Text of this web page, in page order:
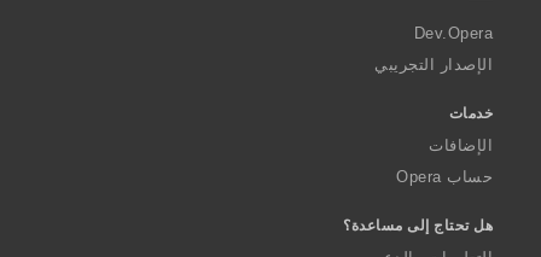
a
Dev.Opera
الإصدار التجريبي
خدمات
الإضافات
حساب Opera
هل تحتاج إلى مساعدة؟